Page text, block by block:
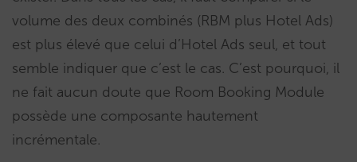
volume des deux combinés (RBM plus Hotel Ads)
est plus élevé que celui d’Hotel Ads seul, et tout
semble indiquer que c’est le cas. C’est pourquoi, il
ne fait aucun doute que Room Booking Module
possède une composante hautement
incrémentale.